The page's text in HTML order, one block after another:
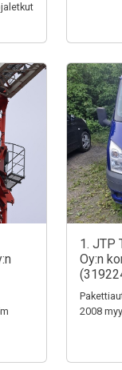
1. JTP
Oy:n
2008